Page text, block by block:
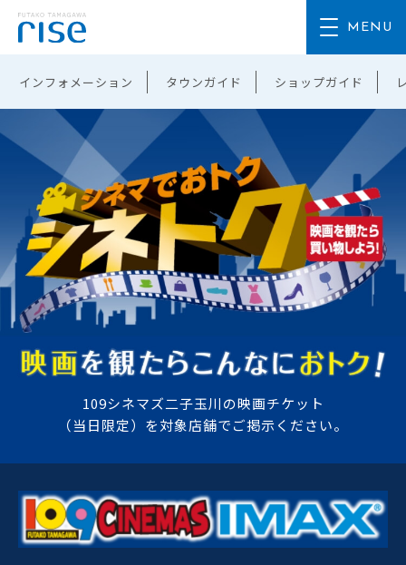
インフォメーション タウンガイド ショップガイド
109シネマズ二子玉川の映画チケット
（当日限定）を対象店舗でご掲示ください。